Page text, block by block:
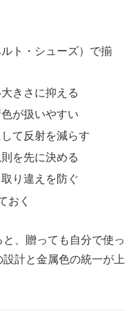
ト・シューズ）で揃
きさに抑える
が扱いやすい
て反射を減らす
を先に決める
り違えを防ぐ
おく
、贈っても自分で使っ
計と金属色の統一が上